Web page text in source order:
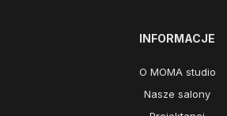
INFORMACJE
O MOMA studio
Nasze salony